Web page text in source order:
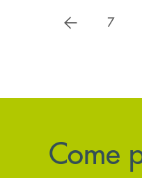
precedente
7
Come